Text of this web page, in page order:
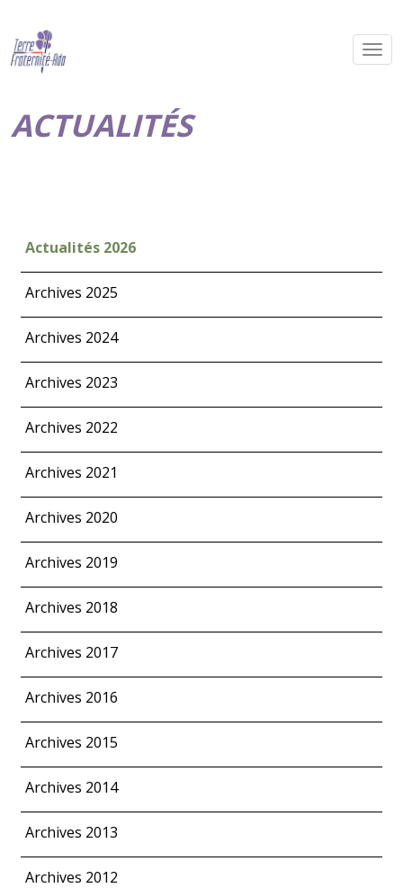
ACTUALITÉS
Actualités 2026
Archives 2025
Archives 2024
Archives 2023
Archives 2022
Archives 2021
Archives 2020
Archives 2019
Archives 2018
Archives 2017
Archives 2016
Archives 2015
Archives 2014
Archives 2013
Archives 2012